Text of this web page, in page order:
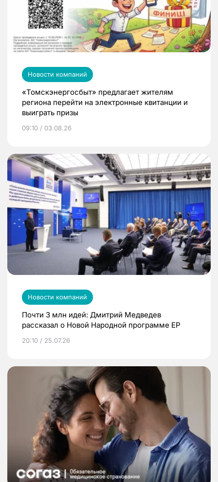
Новости компаний
«Томскэнергосбыт» предлагает жителям
региона перейти на электронные квитанции и
выиграть призы
09:10 / 03.08.26
Новости компаний
Почти 3 млн идей: Дмитрий Медведев
рассказал о Новой Народной программе ЕР
20:10 / 25.07.26